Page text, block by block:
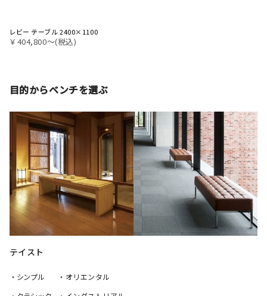
レビー テーブル 2400×1100
￥404,800〜(税込)
目的からベンチを選ぶ
テイスト
・シンプル
・オリエンタル